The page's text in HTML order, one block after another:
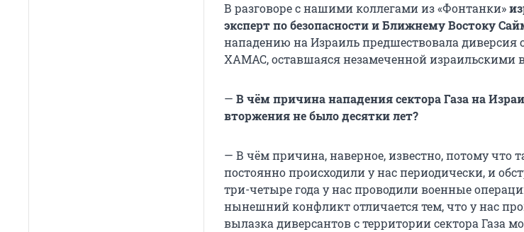
В разговоре с нашими коллегами из «Фонтанки»
эксперт по безопасности и Ближнему Востоку
нападению на Израиль предшествовала диверсия
ХАМАС, оставшаяся незамеченной израильскими
— В чём причина нападения сектора Газа на
вторжения не было десятки лет?
— В чём причина, наверное, известно, потому что
постоянно происходили у нас периодически, и
три-четыре года у нас проводили военные
нынешний конфликт отличается тем, что у нас
вылазка диверсантов с территории сектора Газа